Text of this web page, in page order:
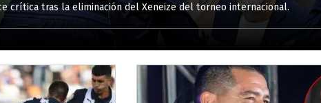
crítica tras la eliminación del Xeneize del torneo internacional.